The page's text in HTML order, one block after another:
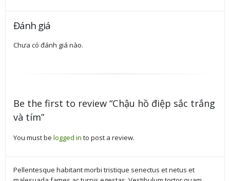
Đánh giá
Chưa có đánh giá nào.
Be the first to review “Chậu hồ điệp sắc trắng
và tím”
You must be logged in to post a review.
Pellentesque habitant morbi tristique senectus et netus et